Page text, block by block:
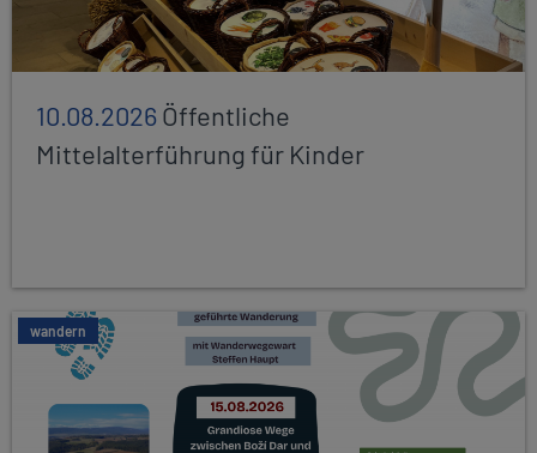
10.08.2026Öffentliche
Mittelalterführung für Kinder
wandern